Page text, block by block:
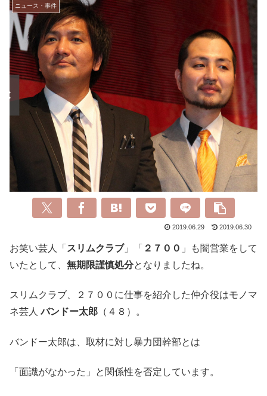
ニュース・事件
2019.06.29 2019.06.30
お笑い芸人「 スリムクラブ」「 ２７００ 」も闇営業をして
いたとして、 無期限謹慎処分となりましたね。
スリムクラブ、２７００に仕事を紹介した仲介役はモノマ
ネ芸人バンドー太郎 （４８）。
バンドー太郎は、取材に対し暴力団幹部とは
「面識がなかった」と関係性を否定しています。